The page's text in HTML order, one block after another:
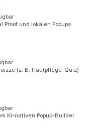
und lokalen Popups
(z. B. Hautpflege-Quiz)
KI-nativen Popup-Builder